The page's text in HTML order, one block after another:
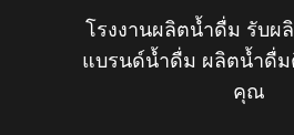
โรงงานผลิตน้ำดื่ม รับผ
แบรนด์น้ำดื่ม ผลิตน้ำดื่
คุณ